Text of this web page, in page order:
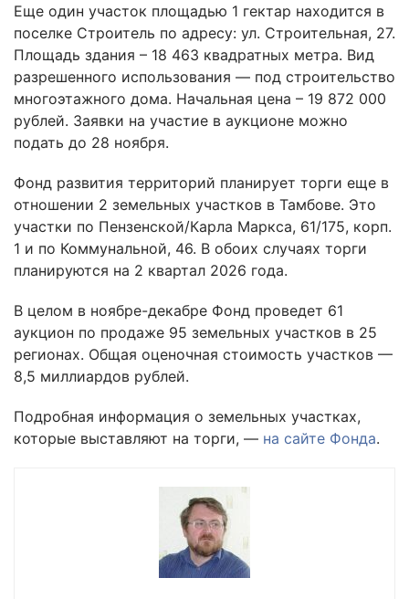
Еще один участок площадью 1 гектар находится в
поселке Строитель по адресу: ул. Строительная, 27.
Площадь здания – 18 463 квадратных метра. Вид
разрешенного использования — под строительство
многоэтажного дома. Начальная цена – 19 872 000
рублей. Заявки на участие в аукционе можно
подать до 28 ноября.
Фонд развития территорий планирует торги еще в
отношении 2 земельных участков в Тамбове. Это
участки по Пензенской/Карла Маркса, 61/175, корп.
1 и по Коммунальной, 46. В обоих случаях торги
планируются на 2 квартал 2026 года.
В целом в ноябре-декабре Фонд проведет 61
аукцион по продаже 95 земельных участков в 25
регионах. Общая оценочная стоимость участков —
8,5 миллиардов рублей.
Подробная информация о земельных участках,
которые выставляют на торги, — на сайте Фонда.